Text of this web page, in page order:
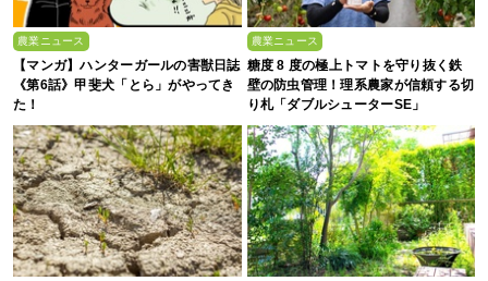
農業ニュース
【マンガ】ハンターガールの害獣日誌
《第6話》甲斐犬「とら」がやってき
た！
農業ニュース
糖度 8 度の極上トマトを守り抜く鉄
壁の防虫管理！理系農家が信頼する切
り札「ダブルシューターSE」